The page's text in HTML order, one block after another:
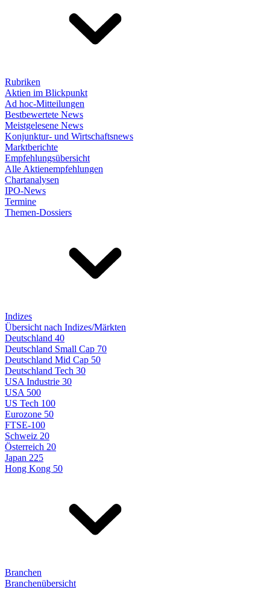
Rubriken
Aktien im Blickpunkt
Ad hoc-Mitteilungen
Bestbewertete News
Meistgelesene News
Konjunktur- und Wirtschaftsnews
Marktberichte
Empfehlungsübersicht
Alle Aktienempfehlungen
Chartanalysen
IPO-News
Termine
Themen-Dossiers
Indizes
Übersicht nach Indizes/Märkten
Deutschland 40
Deutschland Small Cap 70
Deutschland Mid Cap 50
Deutschland Tech 30
USA Industrie 30
USA 500
US Tech 100
Eurozone 50
FTSE-100
Schweiz 20
Österreich 20
Japan 225
Hong Kong 50
Branchen
Branchenübersicht